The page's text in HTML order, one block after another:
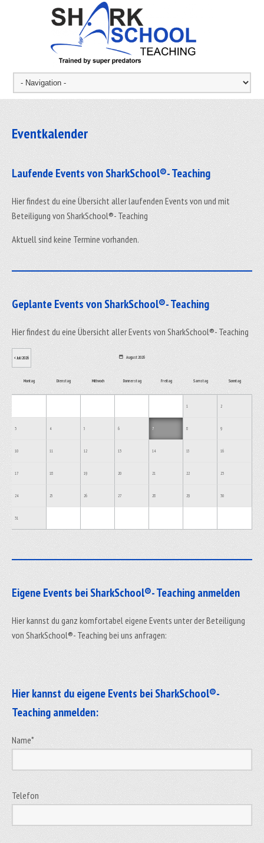
Eventkalender
Laufende Events von SharkSchool®- Teaching
Hier findest du eine Übersicht aller laufenden Events von und mit
Beteiligung von SharkSchool®- Teaching
Aktuell sind keine Termine vorhanden.
Geplante Events von SharkSchool®- Teaching
Hier findest du eine Übersicht aller Events von SharkSchool®- Teaching
< Juli 2026 August 2026
Montag Dienstag Mittwoch Donnerstag Freitag Samstag Sonntag
1 2
3 4 5 6 7 8 9
10 11 12 13 14 15 16
17 18 19 20 21 22 23
24 25 26 27 28 29 30
31
Eigene Events bei SharkSchool®- Teaching anmelden
Hier kannst du ganz komfortabel eigene Events unter der Beteiligung
von SharkSchool®- Teaching bei uns anfragen:
Hier kannst du eigene Events bei SharkSchool®-
Teaching anmelden:
Name*
Telefon